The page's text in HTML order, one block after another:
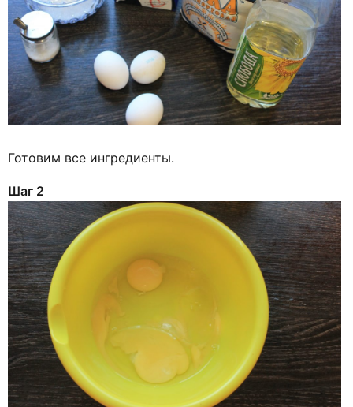
Готовим все ингредиенты.
Шаг 2